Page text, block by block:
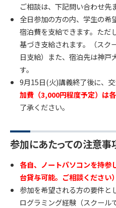
ご相談は、下記問い合わせ先
全日参加の方の内、学生の希
宿泊費を支給できます。ただ
基づき支給されます。（スク
日支給）また、宿泊先は神戸
す。
9月15日(火)講義終了後に、交
加費（3,000円程度予定）は
了承ください。
参加にあたっての注意事
各自、ノートパソコンを持参
台貸与可能。ご相談ください）
参加を希望される方の要件
ログラミング経験（スクール